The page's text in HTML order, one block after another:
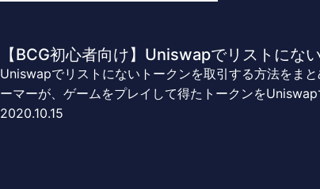
【BCG初心者向け】Uniswapでリストにな
Uniswapでリストにないトークンを取引する方法をま
ーマーが、ゲームをプレイして得たトークンをUniswap
2020.10.15